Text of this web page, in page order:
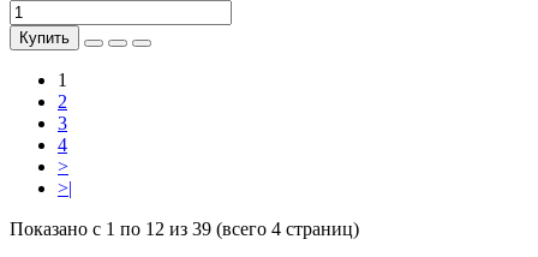
Купить
1
2
3
4
>
>|
Показано с 1 по 12 из 39 (всего 4 страниц)